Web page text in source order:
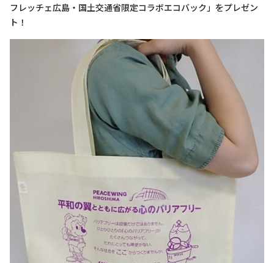
フレッチェ広島・国土交通省限定コラボエコバック」をプレゼン
ト！